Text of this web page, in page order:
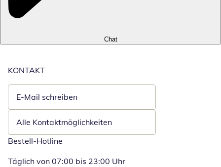
Chat
KONTAKT
E-Mail schreiben
Öffnet E-Mail-Client
Alle Kontaktmöglichkeiten
Bestell-Hotline
Täglich von 07:00 bis 23:00 Uhr